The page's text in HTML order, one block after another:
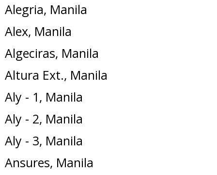
Alegria, Manila
Alex, Manila
Algeciras, Manila
Altura Ext., Manila
Aly - 1, Manila
Aly - 2, Manila
Aly - 3, Manila
Ansures, Manila